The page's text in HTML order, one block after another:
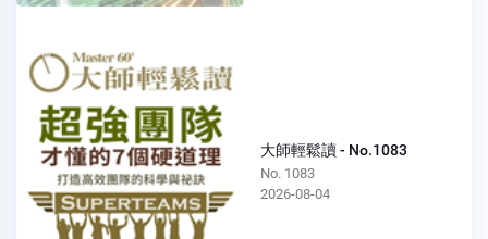
大師輕鬆讀 - No.1083
No. 1083
2026-08-04